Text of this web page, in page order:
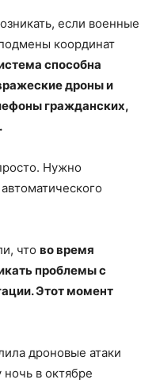
если военные
координат
способна
дроны и
гражданских,
Нужно
что во время
проблемы с
Этот момент
дроновые атаки
в октябре